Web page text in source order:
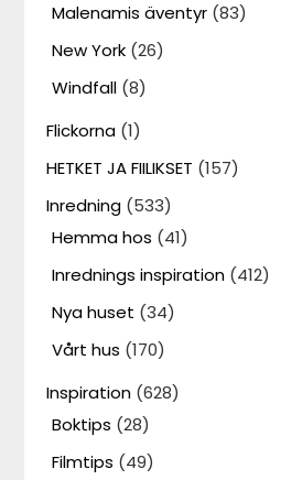
Malenamis äventyr (83)
New York (26)
Windfall (8)
Flickorna (1)
HETKET JA FIILIKSET (157)
Inredning (533)
Hemma hos (41)
Inrednings inspiration (412)
Nya huset (34)
Vårt hus (170)
Inspiration (628)
Boktips (28)
Filmtips (49)